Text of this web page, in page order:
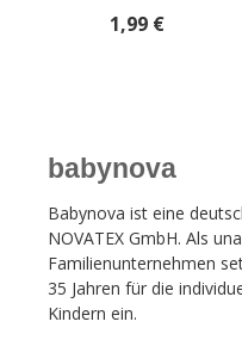
1,99 €
babynova
Babynova ist eine
NOVATEX GmbH. Als
Familienunternehmen
35 Jahren für die
Kindern ein.